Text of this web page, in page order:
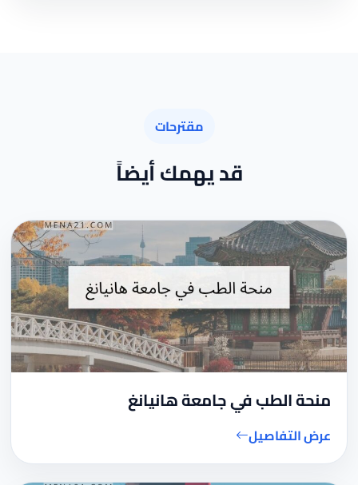
مقترحات
قد يهمك أيضاً
منحة الطب في جامعة هانيانغ
عرض التفاصيل